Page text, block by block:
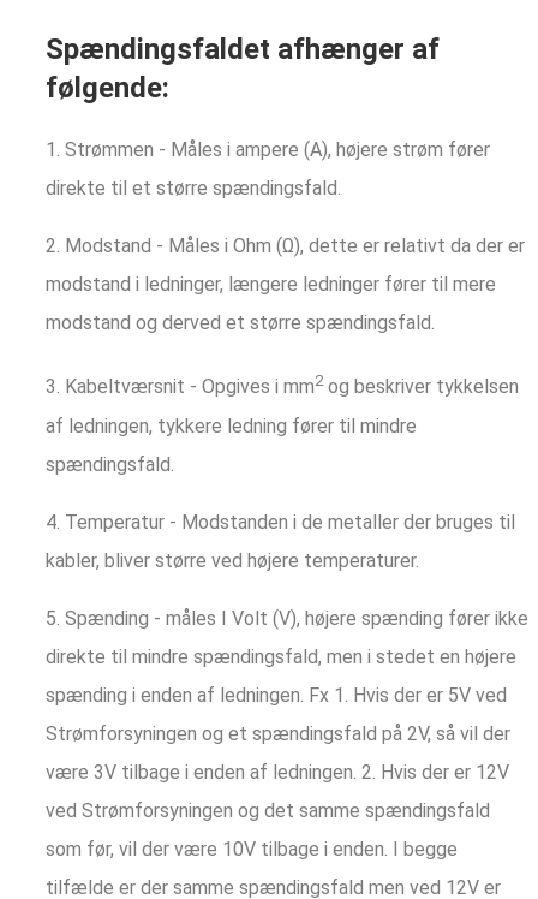
Spændingsfaldet afhænger af
følgende:
1. Strømmen - Måles i ampere (A), højere strøm fører
direkte til et større spændingsfald.
2. Modstand - Måles i Ohm (Ω), dette er relativt da der er
modstand i ledninger, længere ledninger fører til mere
modstand og derved et større spændingsfald.
3. Kabeltværsnit - Opgives i mm2og beskriver tykkelsen
af ledningen, tykkere ledning fører til mindre
spændingsfald.
4. Temperatur - Modstanden i de metaller der bruges til
kabler, bliver større ved højere temperaturer.
5. Spænding - måles I Volt (V), højere spænding fører ikke
direkte til mindre spændingsfald, men i stedet en højere
spænding i enden af ledningen. Fx 1. Hvis der er 5V ved
Strømforsyningen og et spændingsfald på 2V, så vil der
være 3V tilbage i enden af ledningen. 2. Hvis der er 12V
ved Strømforsyningen og det samme spændingsfald
som før, vil der være 10V tilbage i enden. I begge
tilfælde er der samme spændingsfald men ved 12V er